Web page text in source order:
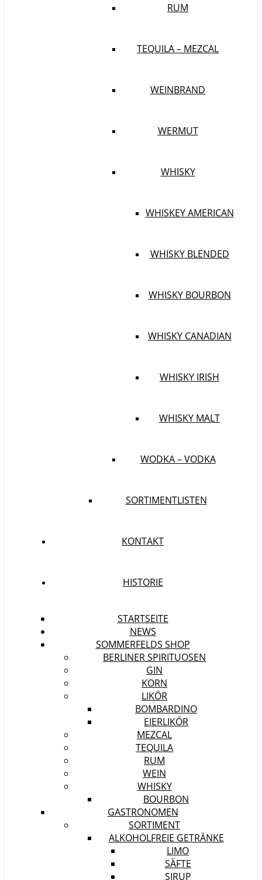
RUM
TEQUILA – MEZCAL
WEINBRAND
WERMUT
WHISKY
WHISKEY AMERICAN
WHISKY BLENDED
WHISKY BOURBON
WHISKY CANADIAN
WHISKY IRISH
WHISKY MALT
WODKA – VODKA
SORTIMENTLISTEN
KONTAKT
HISTORIE
STARTSEITE
NEWS
SOMMERFELDS SHOP
BERLINER SPIRITUOSEN
GIN
KORN
LIKÖR
BOMBARDINO
EIERLIKÖR
MEZCAL
TEQUILA
RUM
WEIN
WHISKY
BOURBON
GASTRONOMEN
SORTIMENT
ALKOHOLFREIE GETRÄNKE
LIMO
SÄFTE
SIRUP